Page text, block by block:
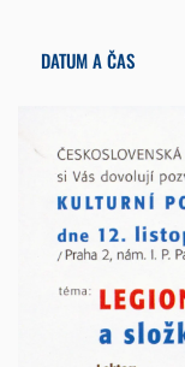
DATUM A ČAS